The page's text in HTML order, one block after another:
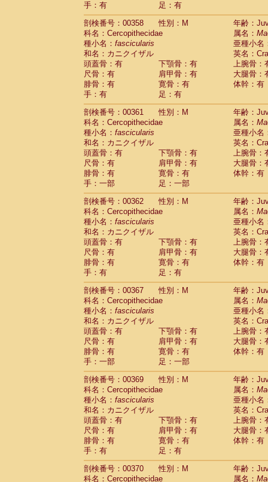
手：有
足：有
剖検番号：00358
性別：M
年齢：
科名：Cercopithecidae
属名：
種小名： fascicularis
亜種小名
和名：カニクイザル
英名：
頭蓋骨：有
下顎骨：有
上腕骨：
尺骨：有
肩甲骨：有
大腿骨：
腓骨：有
寛骨：有
体幹：有
手：有
足：有
剖検番号：00361
性別：M
年齢：
科名：Cercopithecidae
属名：
種小名： fascicularis
亜種小名
和名：カニクイザル
英名：
頭蓋骨：有
下顎骨：有
上腕骨：
尺骨：有
肩甲骨：有
大腿骨：
腓骨：有
寛骨：有
体幹：有
手：一部
足：一部
剖検番号：00362
性別：M
年齢：
科名：Cercopithecidae
属名：
種小名： fascicularis
亜種小名
和名：カニクイザル
英名：
頭蓋骨：有
下顎骨：有
上腕骨：
尺骨：有
肩甲骨：有
大腿骨：
腓骨：有
寛骨：有
体幹：有
手：有
足：有
剖検番号：00367
性別：M
年齢：
科名：Cercopithecidae
属名：
種小名： fascicularis
亜種小名
和名：カニクイザル
英名：
頭蓋骨：有
下顎骨：有
上腕骨：
尺骨：有
肩甲骨：有
大腿骨：
腓骨：有
寛骨：有
体幹：有
手：一部
足：一部
剖検番号：00369
性別：M
年齢：
科名：Cercopithecidae
属名：
種小名： fascicularis
亜種小名
和名：カニクイザル
英名：
頭蓋骨：有
下顎骨：有
上腕骨：
尺骨：有
肩甲骨：有
大腿骨：
腓骨：有
寛骨：有
体幹：有
手：有
足：有
剖検番号：00370
性別：M
年齢：
科名：Cercopithecidae
属名：